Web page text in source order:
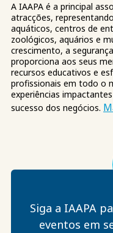
A IAAPA é a principal
atracções,
aquáticos, centros de
zoológicos, aquários e
crescimento, a
proporciona aos seus
recursos educativos e
profissionais em todo o
experiências
sucesso dos negócios.
Siga a IAAPA
eventos em